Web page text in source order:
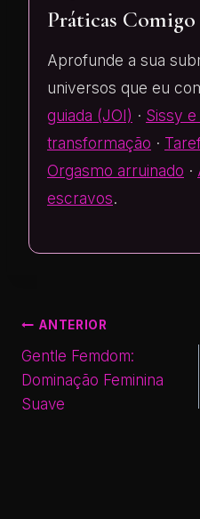
Práticas Comigo
Aprofunde a sua
universos que eu
guiada (JOI) · Sissy
transformação ·
Orgasmo arruinado ·
escravos.
ANTERIOR
Gentle Femdom:
Dominação Feminina
Suave